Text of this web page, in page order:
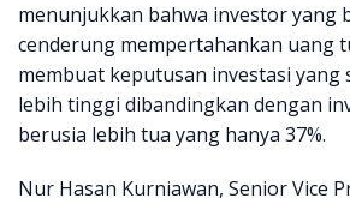
menunjukkan bahwa investor yang
cenderung mempertahankan uang
membuat keputusan investasi yang
lebih tinggi dibandingkan dengan
berusia lebih tua yang hanya 37%.
Nur Hasan Kurniawan, Senior Vice